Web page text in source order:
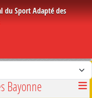
du Sport Adapté des
Bayonne